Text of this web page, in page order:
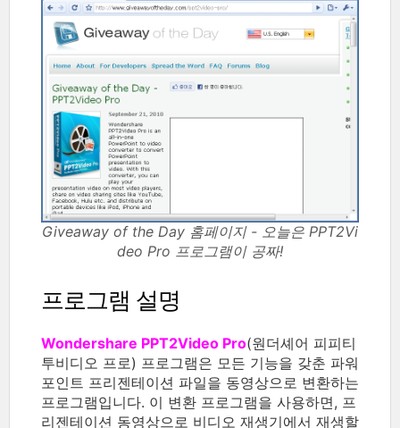
Giveaway of the Day 홈페이지 - 오늘은 PPT2Vi
deo Pro 프로그램이 공짜!
프로그램 설명
Wondershare PPT2Video Pro(원더셰어 피피티
투비디오 프로) 프로그램은 모든 기능을 갖춘 파워
포인트 프리젠테이션 파일을 동영상으로 변환하는
프로그램입니다. 이 변환 프로그램을 사용하면, 프
리젠테이션 동영상으로 비디오 재생기에서 재생할